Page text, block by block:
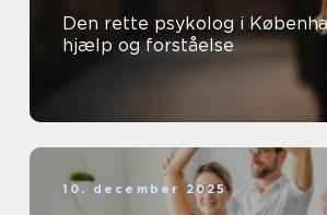
Den rette psykolog i
hjælp og forståelse
10. december 2025